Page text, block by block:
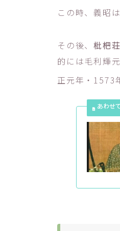
この時、義昭
その後、枇杷
的には毛利輝
正元年・1573